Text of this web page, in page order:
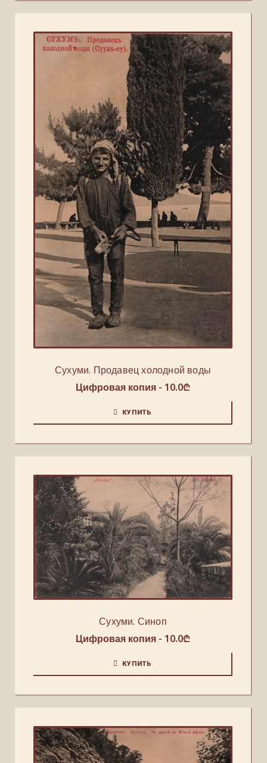
Сухуми. Продавец холодной воды
Цифровая копия - 10.0₾
КУПИТЬ
Сухуми. Синоп
Цифровая копия - 10.0₾
КУПИТЬ